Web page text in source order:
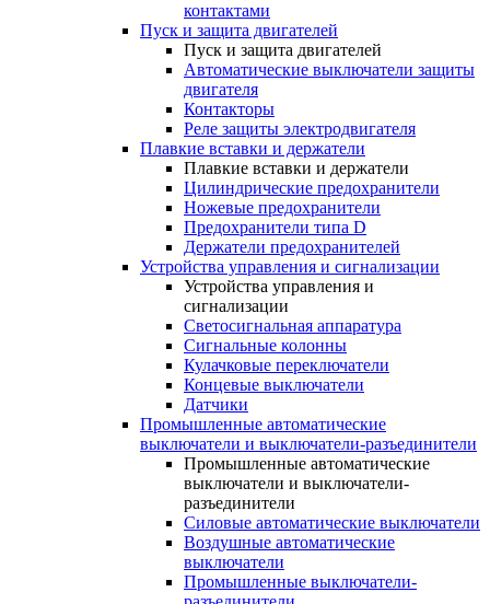
контактами
Пуск и защита двигателей
Пуск и защита двигателей
Автоматические выключатели защиты
двигателя
Контакторы
Реле защиты электродвигателя
Плавкие вставки и держатели
Плавкие вставки и держатели
Цилиндрические предохранители
Ножевые предохранители
Предохранители типа D
Держатели предохранителей
Устройства управления и сигнализации
Устройства управления и
сигнализации
Светосигнальная аппаратура
Сигнальные колонны
Кулачковые переключатели
Концевые выключатели
Датчики
Промышленные автоматические
выключатели и выключатели-разъединители
Промышленные автоматические
выключатели и выключатели-
разъединители
Силовые автоматические выключатели
Воздушные автоматические
выключатели
Промышленные выключатели-